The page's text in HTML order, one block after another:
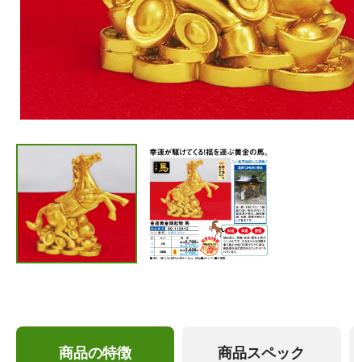
商品の特徴 商品スペック